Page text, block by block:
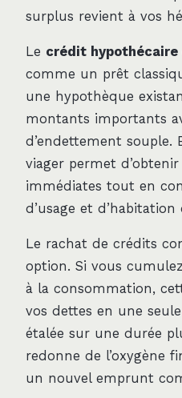
surplus revient à vos
Le crédit hypothécaire
comme un prêt
une hypothèque
montants importants
d’endettement souple.
viager permet
immédiates tout en
d’usage et
Le rachat de crédits
option. Si vous
à la consommation,
vos dettes en une
étalée sur une durée
redonne de l’oxygène
un nouvel emprunt